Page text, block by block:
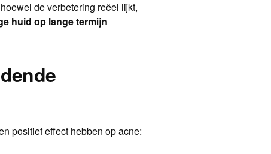
de verbetering reëel lijkt,
huid op lange termijn
positief effect hebben op acne: